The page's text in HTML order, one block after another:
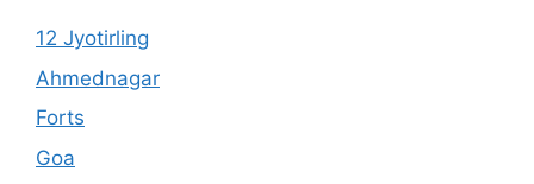
12 Jyotirling
Ahmednagar
Forts
Goa